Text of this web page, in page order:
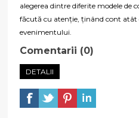
alegerea dintre diferite modele
făcută cu atenție, ținând cont atât
evenimentului.
Comentarii (0)
DETALII